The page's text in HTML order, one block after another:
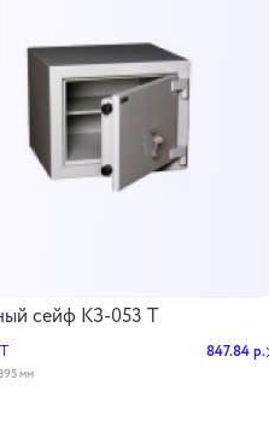
сейф КЗ-053 Т
847.84 р.
мм